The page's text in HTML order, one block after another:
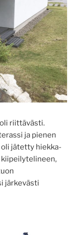
riittävästi.
ja pienen
jätetty hiekka-
kiipeilytelineen,
järkevästi